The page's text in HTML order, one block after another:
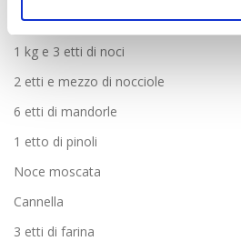
5 etti di uva passa
1 kg e 3 etti di noci
2 etti e mezzo di nocciole
6 etti di mandorle
1 etto di pinoli
Noce moscata
Cannella
3 etti di farina